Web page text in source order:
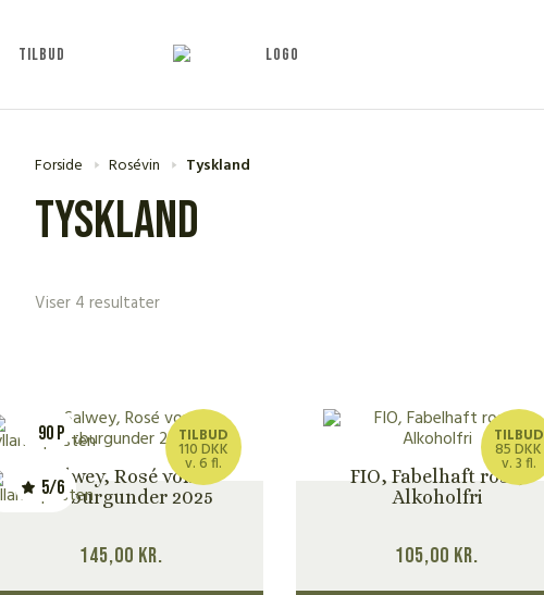
TILBUD
Tyskland
Forside Rosévin Tyskland
Viser 4 resultater
90 P
5/6
Salwey, Rosé vom
Spätburgunder 2025
145,00 kr.
TILBUD
110 DKK
v. 6 fl.
FIO, Fabelhaft rosé,
Alkoholfri
105,00 kr.
TILBUD
85 DKK
v. 3 fl.